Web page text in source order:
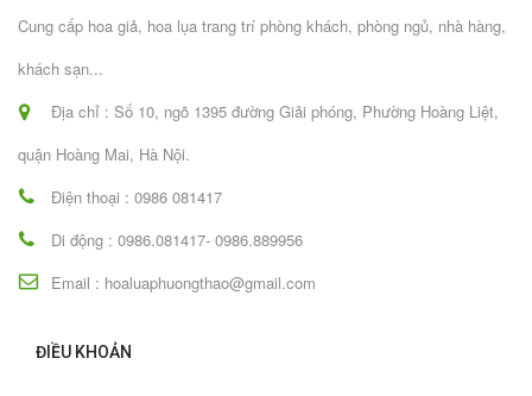
Cung cấp hoa giả, hoa lụa trang trí phòng khách, phòng ngủ, nhà hàng,
khách sạn...
Địa chỉ : Số 10, ngõ 1395 đường Giải phóng, Phường Hoàng Liệt,
quận Hoàng Mai, Hà Nội.
Điện thoại : 0986 081417
Di động : 0986.081417- 0986.889956
Email : hoaluaphuongthao@gmail.com
ĐIỀU KHOẢN